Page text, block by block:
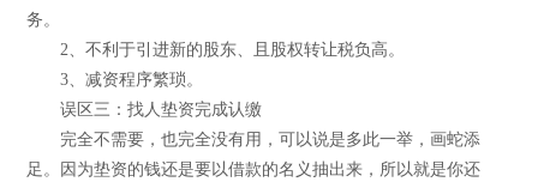
务。
2、不利于引进新的股东、且股权转让税负高。
3、减资程序繁琐。
误区三：找人垫资完成认缴
完全不需要，也完全没有用，可以说是多此一举，画蛇添
足。因为垫资的钱还是要以借款的名义抽出来，所以就是你还